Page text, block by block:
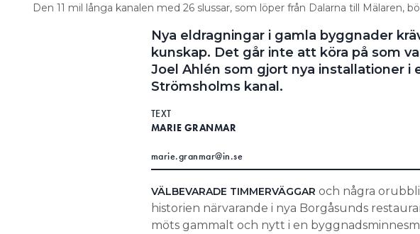
Den 11 mil långa kanalen med 26 slussar, som löper från Dalarna till Mälaren,
Nya eldragningar i gamla byggnader
kunskap. Det går inte att köra på som
Joel Ahlén som gjort nya installationer i
Strömsholms kanal.
TEXT
MARIE GRANMAR
marie.granmar@in.se
VÄLBEVARADE TIMMERVÄGGAR och några
historien närvarande i nya Borgåsunds
möts gammalt och nytt i en